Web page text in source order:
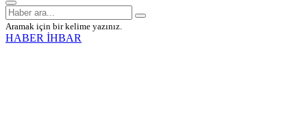
Aramak için bir kelime yazınız.
HABER İHBAR